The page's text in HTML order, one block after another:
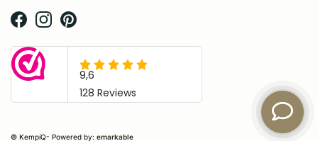
© KempíQ- Powered by: emarkable